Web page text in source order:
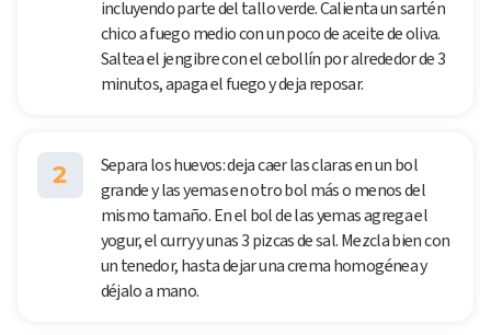
incluyendo parte del tallo verde. Calienta un sartén
chico a fuego medio con un poco de aceite de oliva.
Saltea el jengibre con el cebollín por alrededor de 3
minutos, apaga el fuego y deja reposar.
2
Separa los huevos: deja caer las claras en un bol
grande y las yemas en otro bol más o menos del
mismo tamaño. En el bol de las yemas agrega el
yogur, el curry y unas 3 pizcas de sal. Mezcla bien con
un tenedor, hasta dejar una crema homogénea y
déjalo a mano.